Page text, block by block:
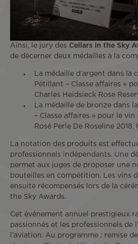
Ainsi, le jury des Cellars in the Sky
de décerner deux médailles à la
La médaille d’argent dans la
Pétillant – Classe affaires »
Charles Heidsieck Rose
La médaille de bronze dans
– Classe affaires » pour le vin
Rosé Perle De Roseline 2018,
La notation des produits est
professionnels indépendants. Une
permet aux juges de proposer une
bouteilles en compétition. Les vins
ensuite récompensés lors de la
the Sky Awards.
Cet événement annuel prestigieux
passionnés et les professionnels de
l’aviation. Au programme : remise